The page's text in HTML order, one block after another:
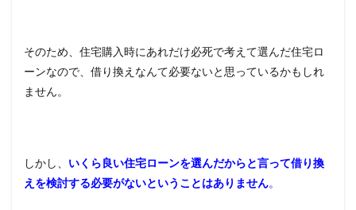
メリ
ット
は返
済額
2.2
タイ
そのため、住宅購入時にあれだけ必死で考えて選んだ住宅ロ
ーンなので、借り換えなんて必要ないと思っているかもしれ
ません。
しかし、 いくら良い住宅ローンを選んだからと言って借り換
えを検討する必要がないということはありません。